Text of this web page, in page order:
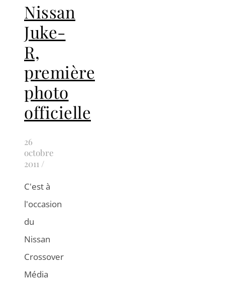
Nissan
Juke-
R,
première
photo
officielle
26
octobre
2011 /
C'est à
l'occasion
du
Nissan
Crossover
Média